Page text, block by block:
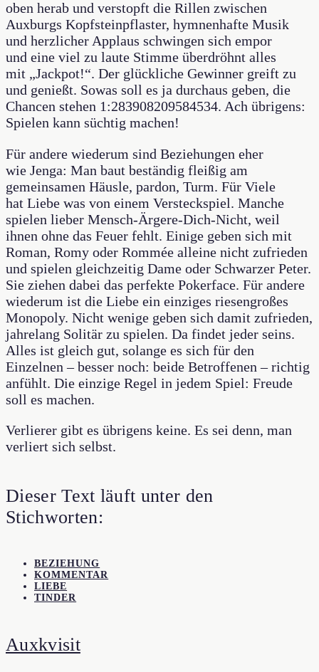
oben herab und verstopft die Rillen zwischen
Auxburgs Kopfsteinpflaster, hymnenhafte Musik
und herzlicher Applaus schwingen sich empor
und eine viel zu laute Stimme überdröhnt alles
mit „Jackpot!“. Der glückliche Gewinner greift zu
und genießt. Sowas soll es ja durchaus geben, die
Chancen stehen 1:283908209584534. Ach übrigens:
Spielen kann süchtig machen!
Für andere wiederum sind Beziehungen eher
wie Jenga: Man baut beständig fleißig am
gemeinsamen Häusle, pardon, Turm. Für Viele
hat Liebe was von einem Versteckspiel. Manche
spielen lieber Mensch-Ärgere-Dich-Nicht, weil
ihnen ohne das Feuer fehlt. Einige geben sich mit
Roman, Romy oder Rommée alleine nicht zufrieden
und spielen gleichzeitig Dame oder Schwarzer Peter.
Sie ziehen dabei das perfekte Pokerface. Für andere
wiederum ist die Liebe ein einziges riesengroßes
Monopoly. Nicht wenige geben sich damit zufrieden,
jahrelang Solitär zu spielen. Da findet jeder seins.
Alles ist gleich gut, solange es sich für den
Einzelnen – besser noch: beide Betroffenen – richtig
anfühlt. Die einzige Regel in jedem Spiel: Freude
soll es machen.
Verlierer gibt es übrigens keine. Es sei denn, man
verliert sich selbst.
Dieser Text läuft unter den
Stichworten:
BEZIEHUNG
KOMMENTAR
LIEBE
TINDER
Auxkvisit